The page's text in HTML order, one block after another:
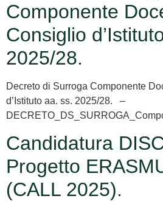
Componente
Consiglio
2025/28.
Decreto di Surroga Componente
d’Istituto aa. ss. 2025/28. –
Candidatura
Progetto
(CALL 2025).